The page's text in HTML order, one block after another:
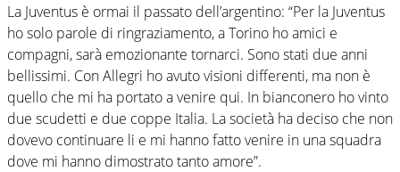
La Juventus è ormai il passato dell’argentino: “Per la Juventus
ho solo parole di ringraziamento, a Torino ho amici e
compagni, sarà emozionante tornarci. Sono stati due anni
bellissimi. Con Allegri ho avuto visioni differenti, ma non è
quello che mi ha portato a venire qui. In bianconero ho vinto
due scudetti e due coppe Italia. La società ha deciso che non
dovevo continuare li e mi hanno fatto venire in una squadra
dove mi hanno dimostrato tanto amore”.